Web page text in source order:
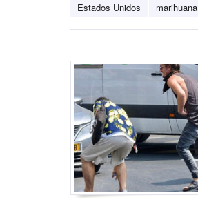
Estados Unidos marihuana